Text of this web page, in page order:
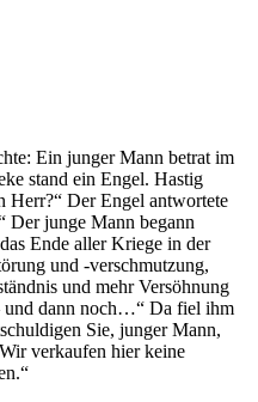
Ein junger Mann betrat im
stand ein Engel. Hastig
Herr?“ Der Engel antwortete
Der junge Mann begann
Ende aller Kriege in der
und -verschmutzung,
und mehr Versöhnung
und dann noch…“ Da fiel ihm
Sie, junger Mann,
verkaufen hier keine